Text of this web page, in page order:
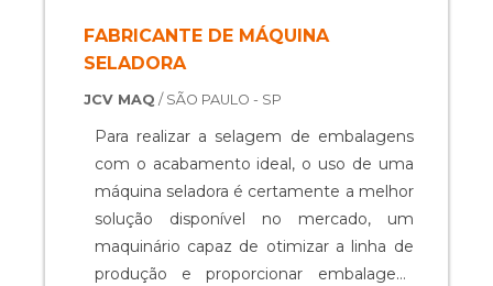
FABRICANTE DE MÁQUINA
SELADORA
JCV MAQ / SÃO PAULO - SP
Para realizar a selagem de embalagens
com o acabamento ideal, o uso de uma
máquina seladora é certamente a melhor
solução disponível no mercado, um
maquinário capaz de otimizar a linha de
produção e proporcionar embalagens